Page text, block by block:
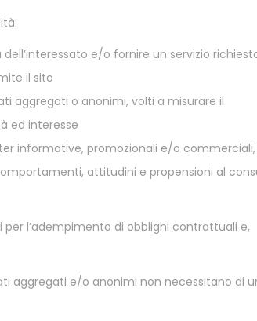
e/o fornire un servizio
il sito
aggregati o anonimi, volti a misurare il
ed interesse
informative, promozionali e/o commerciali,
attitudini e propensioni al
l’adempimento di obblighi contrattuali e,
aggregati e/o anonimi non necessitano di